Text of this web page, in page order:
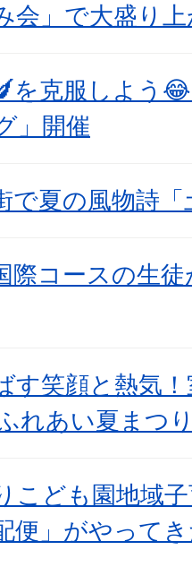
会」で大盛り
を克服しよう
」開催
で夏の風物詩
際コースの生
す笑顔と熱気
れあい夏まつ
こども園地域
便」がやって